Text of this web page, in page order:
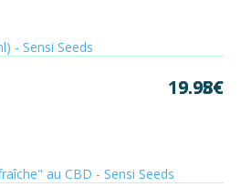
- Sensi Seeds
au CBD - Sensi Seeds
19.95€
9.98€